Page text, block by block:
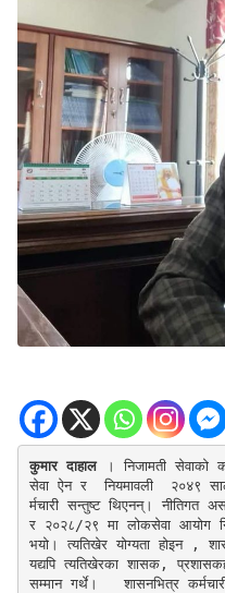
कुमार दाहाल । निजामती सेवाको
सेवा ऐन र  नियमावली  २०४९
र्मचारी सन्तुष्ट थिएनन्।
र २०२८/२९ मा लोकसेवा आयोग
भयो। त्यतिखेर योग्यता होइन ,
यद्यपि त्यतिखेरका शासक,
सम्मान गर्थे।   शासनभित्र